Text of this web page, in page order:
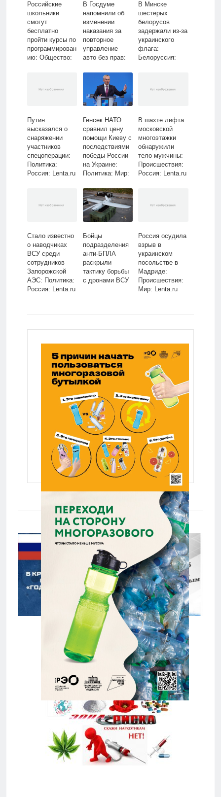
Российские
школьники
смогут
бесплатно
пройти курсы по
программирован
ию: Общество:
В Госдуме
напомнили об
изменении
наказания за
повторное
управление
авто без прав:
Россия: Lenta.ru
В Минске
шестерых
белорусов
задержали из-за
украинского
флага:
Белоруссия:
Путин
высказался о
снаряжении
участников
спецоперации:
Политика:
Россия: Lenta.ru
Генсек НАТО
сравнил цену
помощи Киеву с
последствиями
победы России
на Украине:
Политика: Мир:
В шахте лифта
московской
многоэтажки
обнаружили
тело мужчины:
Происшествия:
Россия: Lenta.ru
Стало известно
о наводчиках
ВСУ среди
сотрудников
Запорожской
АЭС: Политика:
Россия: Lenta.ru
Бойцы
подразделения
анти-БПЛА
раскрыли
тактику борьбы
с дронами ВСУ
Россия осудила
взрыв в
украинском
посольстве в
Мадриде:
Происшествия:
Мир: Lenta.ru